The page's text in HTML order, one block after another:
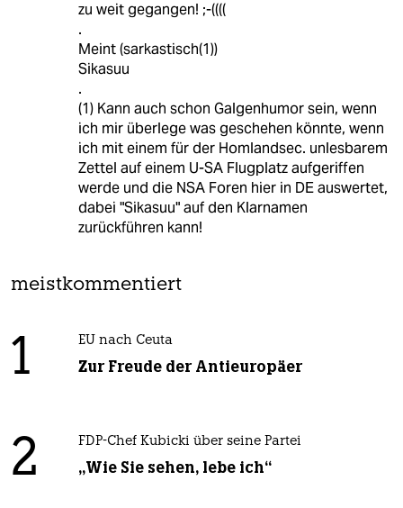
zu weit gegangen! ;-((((
.
Meint (sarkastisch(1))
Sikasuu
.
(1) Kann auch schon Galgenhumor sein, wenn
ich mir überlege was geschehen könnte, wenn
ich mit einem für der Homlandsec. unlesbarem
Zettel auf einem U-SA Flugplatz aufgeriffen
werde und die NSA Foren hier in DE auswertet,
dabei "Sikasuu" auf den Klarnamen
zurückführen kann!
meistkommentiert
1 EU nach Ceuta
Zur Freude der Antieuropäer
2 FDP-Chef Kubicki über seine Partei
„Wie Sie sehen, lebe ich“